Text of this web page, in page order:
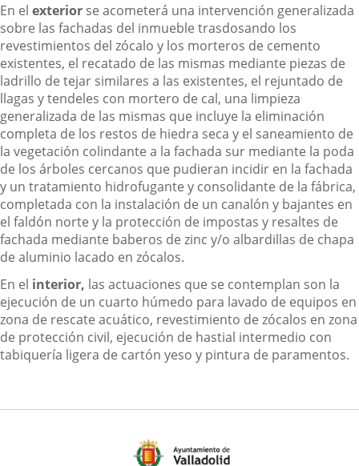
En el exterior se acometerá una intervención generalizada
sobre las fachadas del inmueble trasdosando los
revestimientos del zócalo y los morteros de cemento
existentes, el recatado de las mismas mediante piezas de
ladrillo de tejar similares a las existentes, el rejuntado de
llagas y tendeles con mortero de cal, una limpieza
generalizada de las mismas que incluye la eliminación
completa de los restos de hiedra seca y el saneamiento de
la vegetación colindante a la fachada sur mediante la poda
de los árboles cercanos que pudieran incidir en la fachada
y un tratamiento hidrofugante y consolidante de la fábrica,
completada con la instalación de un canalón y bajantes en
el faldón norte y la protección de impostas y resaltes de
fachada mediante baberos de zinc y/o albardillas de chapa
de aluminio lacado en zócalos.
En el interior, las actuaciones que se contemplan son la
ejecución de un cuarto húmedo para lavado de equipos en
zona de rescate acuático, revestimiento de zócalos en zona
de protección civil, ejecución de hastial intermedio con
tabiquería ligera de cartón yeso y pintura de paramentos.